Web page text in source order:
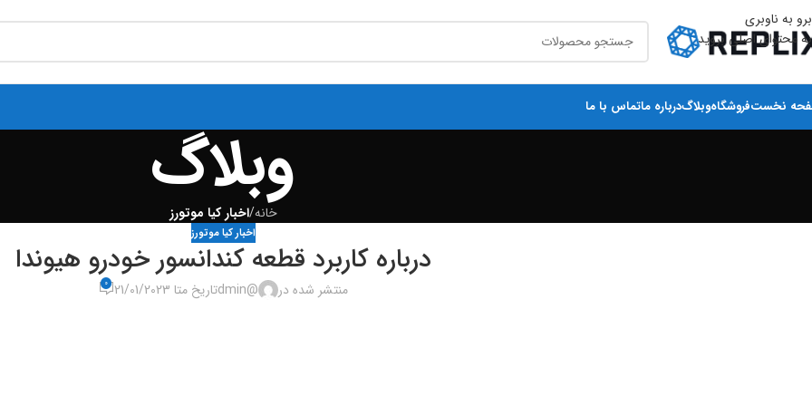
برو به ناوبری
به محتوای اصلی بروید
نخستفروشگاهوبلاگدرباره ماتماس با ما
وبلاگ
خانه/اخبار کیا موتورز
اخبار کیا موتورز
درباره کاربرد قطعه کندانسور خودرو هیوندا
منتشر شده در @dmin تاریخ متا 21/01/2023 0